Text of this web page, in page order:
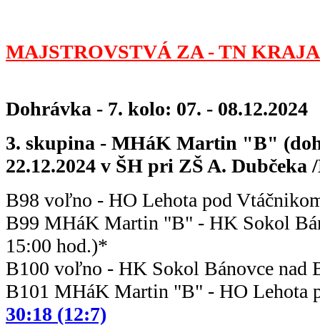
MAJSTROVSTVÁ ZA - TN
Dohrávka - 7. kolo: 07. - 08.12.2024
3. skupina - MHáK Martin "B"
22.12.2024 v ŠH pri ZŠ A. Dubčeka
B98 voľno - HO Lehota pod
B99 MHáK Martin "B" - HK Sokol
15:00 hod.)*
B100 voľno - HK Sokol Bánovce nad
B101 MHáK Martin "B" - HO
30:18 (12:7)